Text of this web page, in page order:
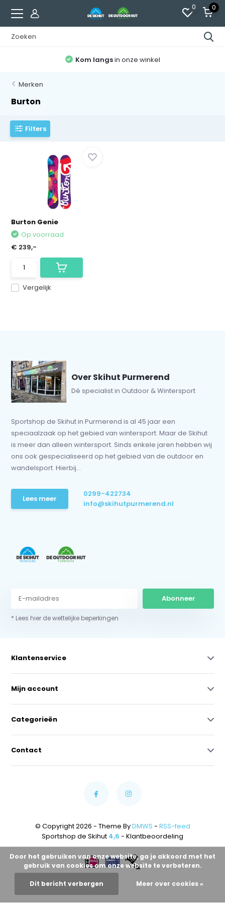
0 0
Kom langsin onze winkel
Merken
Burton
Filters
Burton Genie
Vergelijk
Op voorraad
€ 239,-
Over Skihut Purmerend
Dé specialist in Outdoor & Wintersport
Sportshop de Skihut in Purmerend is al 45 jaar een
speciaalzaak op het gebied van wintersport. Maar de Skihut
is meer dan alleen wintersport. Sinds enkele jaren hebben wij
ons ook gespecialiseerd op het gebied van de outdoor en
wandelsport. Hierbij...
Lees meer
0299-422734
info@skihutpurmerend.nl
Abonneer
* Lees hier de wettelijke beperkingen
Klantenservice
Mijn account
Categorieën
Contact
© Copyright 2026 - Theme ByDMWS - RSS-feed
Sportshop de Skihut 4,6 - Klantbeoordeling
Door het gebruiken van onze website, ga je akkoord met het
gebruik van cookies om onze website te verbeteren.
Dit bericht verbergen Meer over cookies »